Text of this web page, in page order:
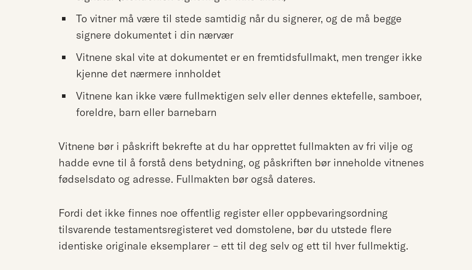
To vitner må være til stede samtidig når du signerer, og de må begge
signere dokumentet i din nærvær
Vitnene skal vite at dokumentet er en fremtidsfullmakt, men trenger ikke
kjenne det nærmere innholdet
Vitnene kan ikke være fullmektigen selv eller dennes ektefelle, samboer,
foreldre, barn eller barnebarn
Vitnene bør i påskrift bekrefte at du har opprettet fullmakten av fri vilje og
hadde evne til å forstå dens betydning, og påskriften bør inneholde vitnenes
fødselsdato og adresse. Fullmakten bør også dateres.
Fordi det ikke finnes noe offentlig register eller oppbevaringsordning
tilsvarende testamentsregisteret ved domstolene, bør du utstede flere
identiske originale eksemplarer – ett til deg selv og ett til hver fullmektig.